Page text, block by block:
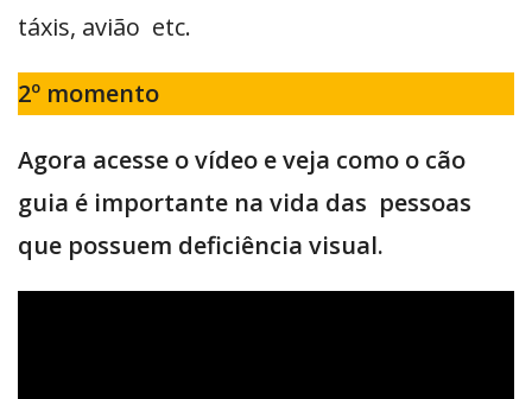
táxis, avião etc.
2º momento
Agora acesse o vídeo e veja como o cão
guia é importante na vida das pessoas
que possuem deficiência visual.